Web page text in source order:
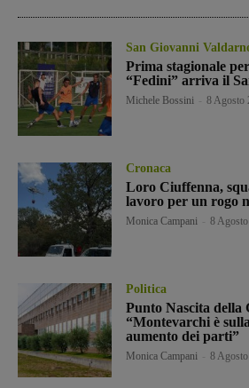
San Giovanni
Prima stagionale
“Fedini” arriva il
Michele Bossini 8 Agosto
Cronaca
Loro Ciuffenna,
lavoro per un rogo
Monica Campani 8
Politica
Punto Nascita della
“Montevarchi è
aumento dei parti”
Monica Campani 8